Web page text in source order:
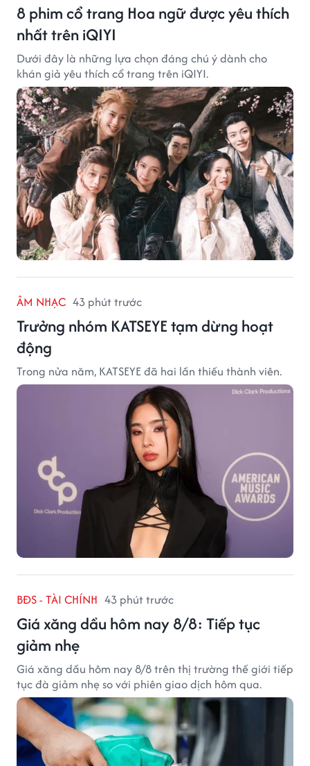
8 phim cổ trang Hoa ngữ được yêu thích
nhất trên iQIYI
Dưới đây là những lựa chọn đáng chú ý dành cho
khán giả yêu thích cổ trang trên iQIYI.
ÂM NHẠC 43 phút trước
Trưởng nhóm KATSEYE tạm dừng hoạt
động
Trong nửa năm, KATSEYE đã hai lần thiếu thành viên.
BĐS - TÀI CHÍNH 43 phút trước
Giá xăng dầu hôm nay 8/8: Tiếp tục
giảm nhẹ
Giá xăng dầu hôm nay 8/8 trên thị trường thế giới tiếp
tục đà giảm nhẹ so với phiên giao dịch hôm qua.